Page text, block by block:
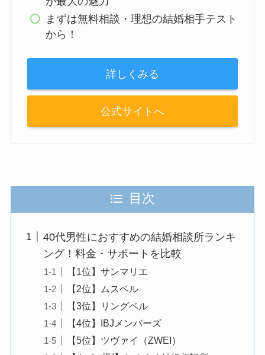
まずは無料相談・理想の結婚相手テスト
から！
詳しくみる
公式サイトへ
目次
40代男性におすすめの結婚相談所ランキ
ング！料金・サポートを比較
【1位】サンマリエ
【2位】ムスベル
【3位】リングベル
【4位】IBJメンバーズ
【5位】ツヴァイ（ZWEI）